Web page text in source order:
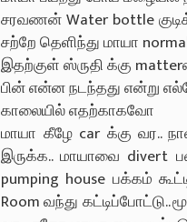
சரவணன் Water bottle
சற்றே தெளிந்து மாயா
இதற்குள் ஸ்ருதி க்கு
பின் என்ன நடந்தது என்று
காலையில் எதற்காகவோ
மாயா கீழே car க்கு வர..‌
இருக்க.. மாயாவை divert
pumping house பக்கம்
Room வந்து கட்டிப்போட்டு..